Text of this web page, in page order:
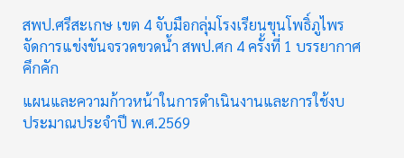
สพป.ศรีสะเกษ เขต 4 จับมือกลุ่มโรงเรียนขุนโพธิ์ภูไพร
จัดการแข่งขันจรวดขวดน้ำ สพป.ศก 4 ครั้งที่ 1 บรรยากาศ
คึกคัก
แผนและความก้าวหน้าในการดำเนินงานและการใช้งบ
ประมาณประจำปี พ.ศ.2569